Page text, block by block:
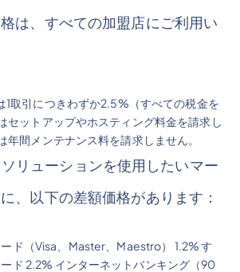
は、すべての加盟店にご利用い
1取引につきわずか2.5%（すべての税金を
セットアップやホスティング料金を請求し
年間メンテナンス料を請求しません。
リューションを使用したいマー
、以下の差額価格があります：
ド（Visa、Master、Maestro） 1.2% す
ド 2.2% インターネットバンキング（90